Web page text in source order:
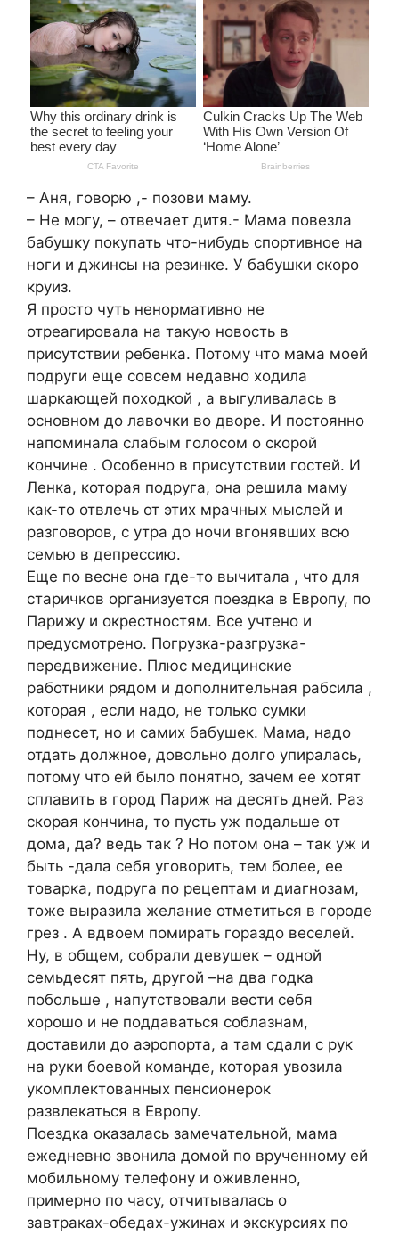
– Аня, говорю ,- позови маму.
– Не могу, – отвечает дитя.- Мама повезла
бабушку покупать что-нибудь спортивное на
ноги и джинсы на резинке. У бабушки скоро
круиз.
Я просто чуть ненормативно не
отреагировала на такую новость в
присутствии ребенка. Потому что мама моей
подруги еще совсем недавно ходила
шаркающей походкой , а выгуливалась в
основном до лавочки во дворе. И постоянно
напоминала слабым голосом о скорой
кончине . Особенно в присутствии гостей. И
Ленка, которая подруга, она решила маму
как-то отвлечь от этих мрачных мыслей и
разговоров, с утра до ночи вгонявших всю
семью в депрессию.
Еще по весне она где-то вычитала , что для
старичков организуется поездка в Европу, по
Парижу и окрестностям. Все учтено и
предусмотрено. Погрузка-разгрузка-
передвижение. Плюс медицинские
работники рядом и дополнительная рабсила ,
которая , если надо, не только сумки
поднесет, но и самих бабушек. Мама, надо
отдать должное, довольно долго упиралась,
потому что ей было понятно, зачем ее хотят
сплавить в город Париж на десять дней. Раз
скорая кончина, то пусть уж подальше от
дома, да? ведь так ? Но потом она – так уж и
быть -дала себя уговорить, тем более, ее
товарка, подруга по рецептам и диагнозам,
тоже выразила желание отметиться в городе
грез . А вдвоем помирать гораздо веселей.
Ну, в общем, собрали девушек – одной
семьдесят пять, другой –на два годка
побольше , напутствовали вести себя
хорошо и не поддаваться соблазнам,
доставили до аэропорта, а там сдали с рук
на руки боевой команде, которая увозила
укомплектованных пенсионерок
развлекаться в Европу.
Поездка оказалась замечательной, мама
ежедневно звонила домой по врученному ей
мобильному телефону и оживленно,
примерно по часу, отчитывалась о
завтраках-обедах-ужинах и экскурсиях по